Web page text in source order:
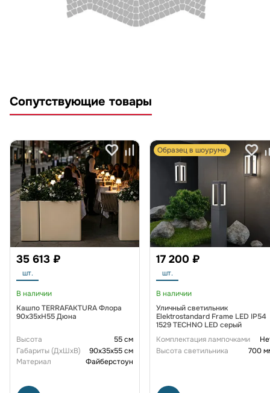
Сопутствующие товары
35 613 ₽
шт.
В наличии
Кашпо TERRAFAKTURA Флора
90x35xH55 Дюна
Высота
55 см
Габариты (ДxШxВ)
90x35x55 см
Материал
Файберстоун
Образец в шоуруме
17 200 ₽
шт.
В наличии
Уличный светильник
Elektrostandard Frame LED IP54
1529 TECHNO LED серый
Комплектация лампочками
Высота светильника
700